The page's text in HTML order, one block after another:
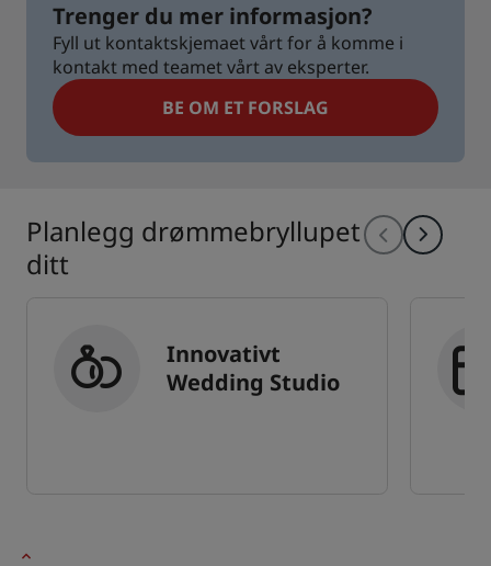
Trenger du mer informasjon?
Fyll ut kontaktskjemaet vårt for å komme i
kontakt med teamet vårt av eksperter.
BE OM ET FORSLAG
Planlegg drømmebryllupet
ditt
Innovativt
Wedding Studio